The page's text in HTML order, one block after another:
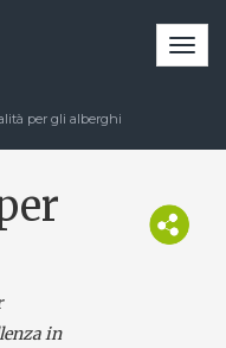
per gli alberghi
in